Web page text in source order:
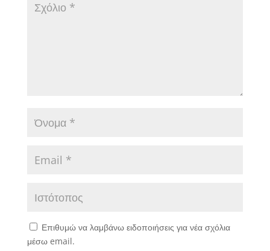
Επιθυμώ να λαμβάνω ειδοποιήσεις για νέα σχόλια
μέσω email.